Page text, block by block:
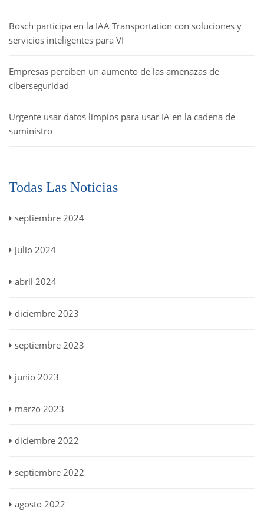
Bosch participa en la IAA Transportation con soluciones y
servicios inteligentes para VI
Empresas perciben un aumento de las amenazas de
ciberseguridad
Urgente usar datos limpios para usar IA en la cadena de
suministro
Todas Las Noticias
septiembre 2024
julio 2024
abril 2024
diciembre 2023
septiembre 2023
junio 2023
marzo 2023
diciembre 2022
septiembre 2022
agosto 2022